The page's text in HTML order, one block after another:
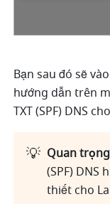
Bạn sau đó sẽ
hướng dẫn trên
TXT (SPF) DNS
💡 Quan
(SPF) DNS
thiết cho